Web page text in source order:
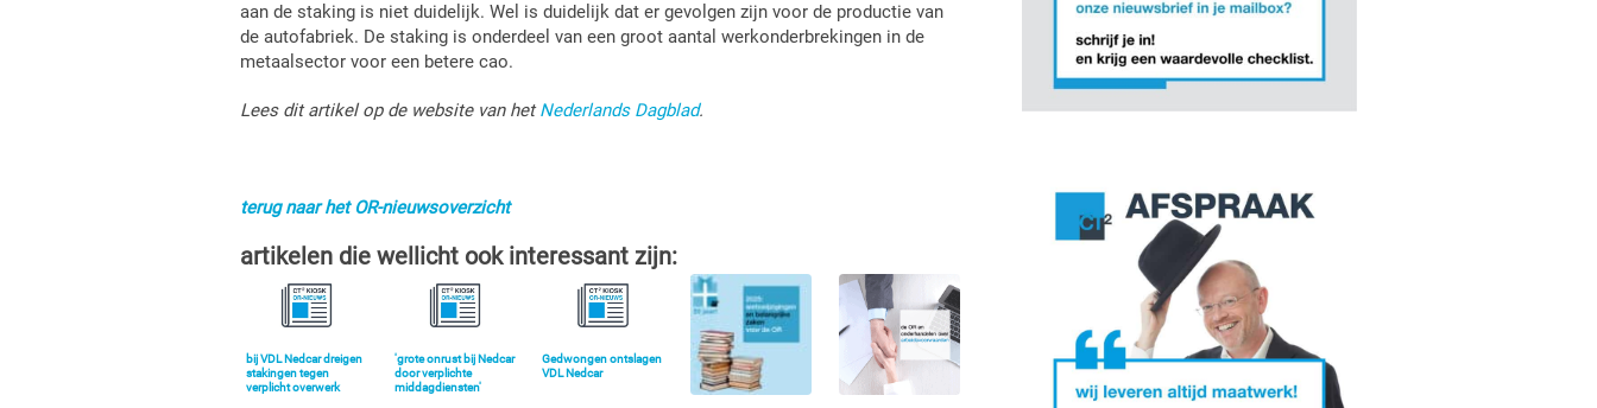
aan de staking is niet duidelijk. Wel is duidelijk dat er gevolgen zijn voor de productie van
de autofabriek. De staking is onderdeel van een groot aantal werkonderbrekingen in de
metaalsector voor een betere cao.
Lees dit artikel op de website van hetNederlands Dagblad.
terug naar het OR-nieuwsoverzicht
artikelen die wellicht ook interessant zijn:
bij VDL Nedcar dreigen
stakingen tegen
verplicht overwerk
'grote onrust bij Nedcar
door verplichte
middagdiensten'
Gedwongen ontslagen
VDL Nedcar